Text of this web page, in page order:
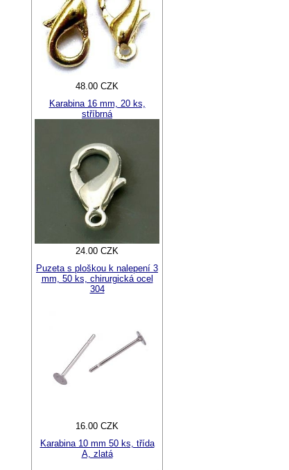
48.00 CZK
Karabina 16 mm, 20 ks,
stříbrná
24.00 CZK
Puzeta s ploškou k nalepení 3
mm, 50 ks, chirurgická ocel
304
16.00 CZK
Karabina 10 mm 50 ks, třída
A, zlatá